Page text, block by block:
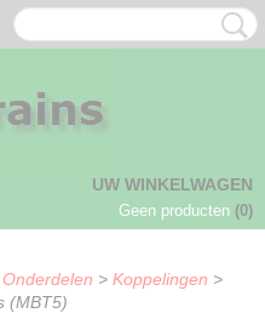
UW WINKELWAGEN
Geen producten (0)
Onderdelen > Koppelingen >
(MBT5)